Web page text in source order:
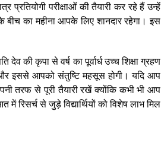
परीक्षाओं की तैयारी कर रहे हैं उन्हें
का महीना आपके लिए शानदार रहेगा। इस
कृपा से वर्ष का पूर्वार्ध उच्च शिक्षा ग्रहण
और इससे आपको संतुष्टि महसूस होगी। यदि आप
तरफ से पूरी तैयारी रखें क्योंकि कभी भी आप
से जुड़े विद्यार्थियों को विशेष लाभ मिल